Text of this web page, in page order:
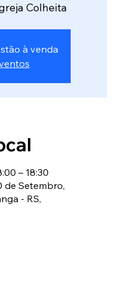
Colheita
à venda
– 18:30
de Setembro,
- RS,